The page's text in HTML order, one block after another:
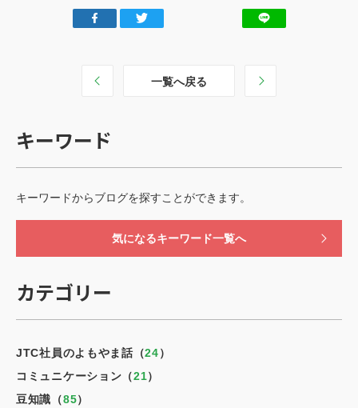
一覧へ戻る
キーワード
キーワードからブログを探すことができます。
気になるキーワード一覧へ
カテゴリー
JTC社員のよもやま話（24）
コミュニケーション（21）
豆知識（85）